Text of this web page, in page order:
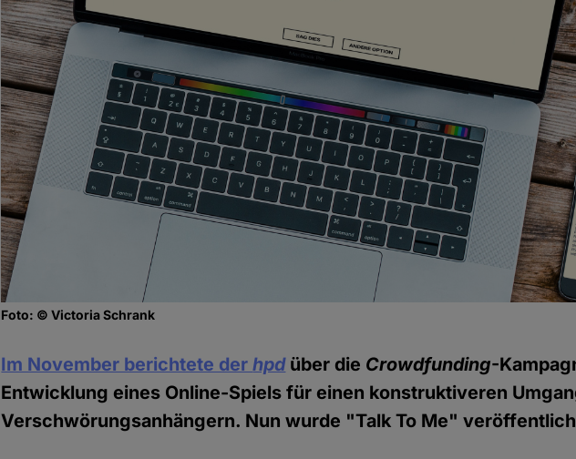
Foto: © Victoria Schrank
Im November berichtete derhpdüber die Crowdfunding-
Entwicklung eines Online-Spiels für einen konstruktiveren
Verschwörungsanhängern. Nun wurde "Talk To Me"